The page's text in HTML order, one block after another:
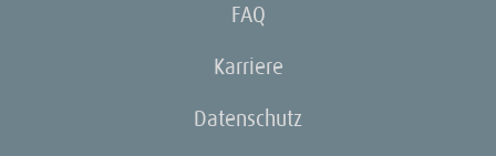
FAQ
Karriere
Datenschutz